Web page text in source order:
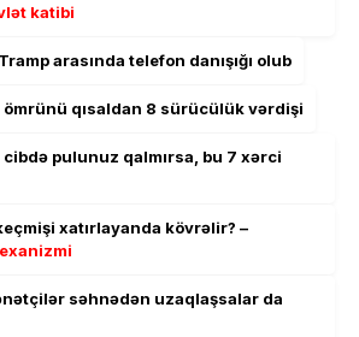
katibi
arasında telefon danışığı olub
ömrünü qısaldan 8 sürücülük vərdişi
cibdə pulunuz qalmırsa, bu 7 xərci
xatırlayanda kövrəlir? –
səhnədən uzaqlaşsalar da